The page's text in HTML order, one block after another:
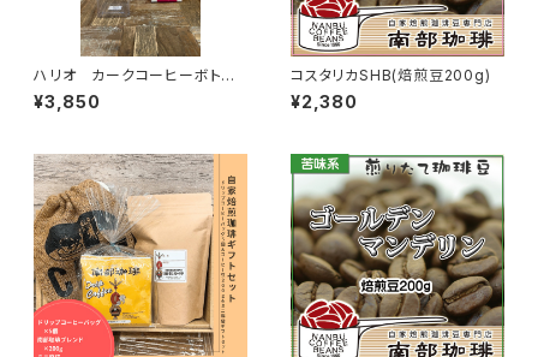
ハリオ カークコーヒーボトル
（KAC-110-PGR）
¥3,850
コスタリカSHB(焙煎豆200g)
¥2,380